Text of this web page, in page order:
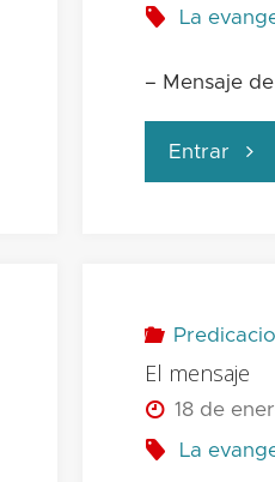
La
– Mensaje
Entrar "El
El mensaje
18 de
La